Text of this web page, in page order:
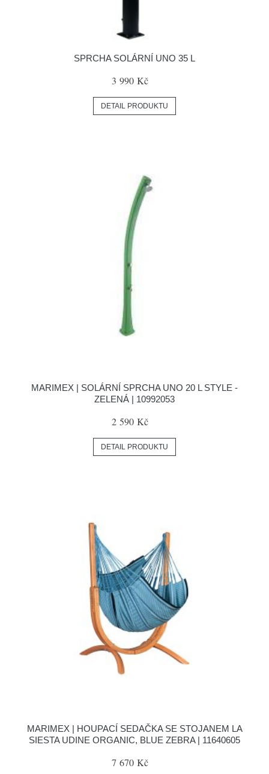
SPRCHA SOLÁRNÍ UNO 35 L
3 990 Kč
DETAIL PRODUKTU
MARIMEX | SOLÁRNÍ SPRCHA UNO 20 L STYLE -
ZELENÁ | 10992053
2 590 Kč
DETAIL PRODUKTU
MARIMEX | HOUPACÍ SEDAČKA SE STOJANEM LA
SIESTA UDINE ORGANIC, BLUE ZEBRA | 11640605
7 670 Kč